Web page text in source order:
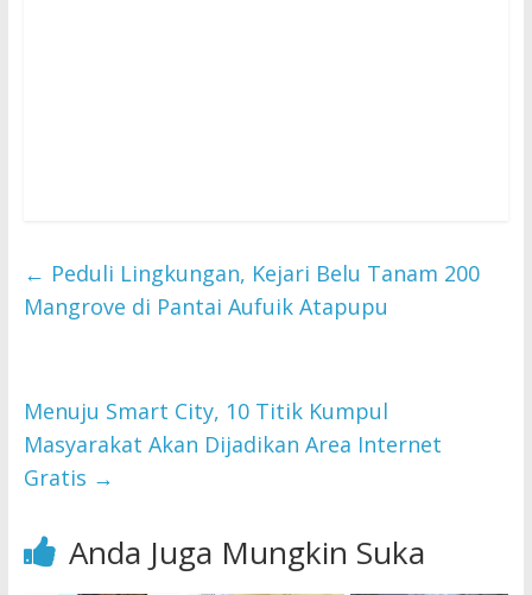
← Peduli Lingkungan, Kejari Belu Tanam 200
Mangrove di Pantai Aufuik Atapupu
Menuju Smart City, 10 Titik Kumpul
Masyarakat Akan Dijadikan Area Internet
Gratis →
Anda Juga Mungkin Suka